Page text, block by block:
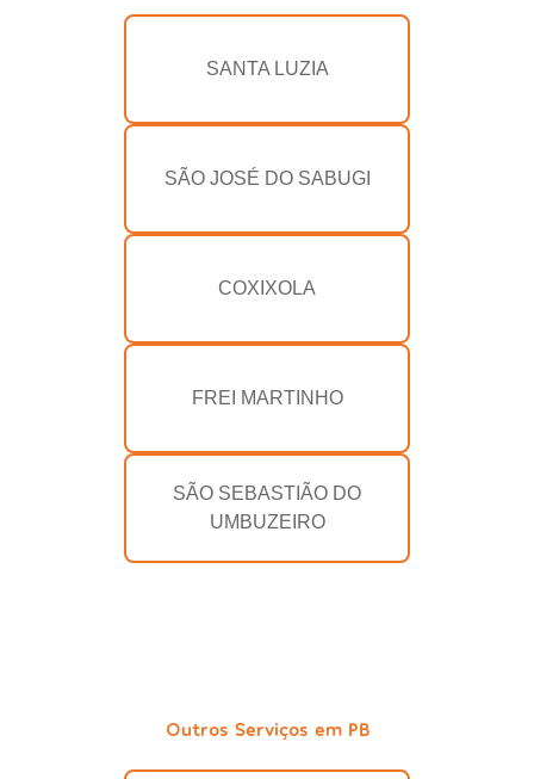
SANTA LUZIA
SÃO JOSÉ DO SABUGI
COXIXOLA
FREI MARTINHO
SÃO SEBASTIÃO DO
UMBUZEIRO
Outros Serviços em PB